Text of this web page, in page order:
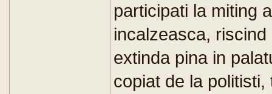
participati la miting
incalzeasca,
extinda pina in
copiat de la